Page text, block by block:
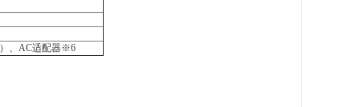
、 AC适配器※6